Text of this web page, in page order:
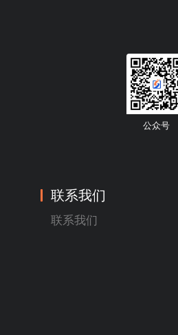
公众号
联系我们
联系我们